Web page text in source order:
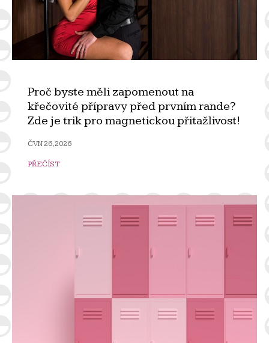
Proč byste měli zapomenout na
křečovité přípravy před prvním rande?
Zde je trik pro magnetickou přitažlivost!
ČVN 26, 2026
PŘEČÍST